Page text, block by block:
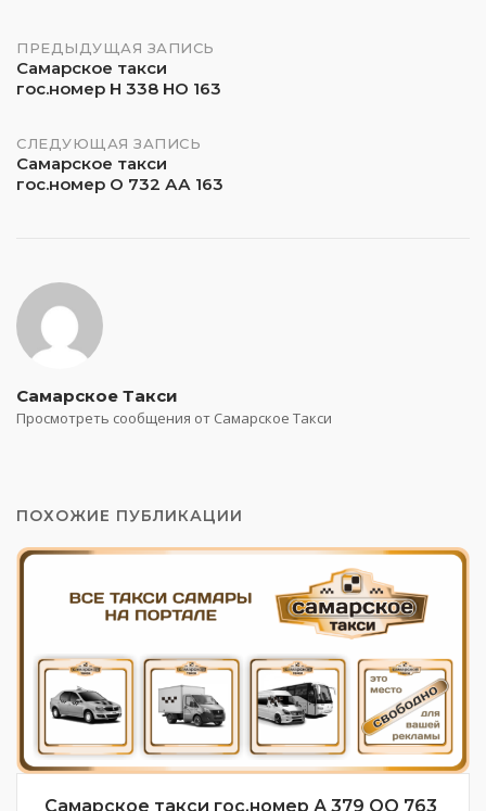
Навигация
по
записям
ПРЕДЫДУЩАЯ ЗАПИСЬ
Самарское такси
гос.номер Н 338 НО 163
СЛЕДУЮЩАЯ ЗАПИСЬ
Самарское такси
гос.номер О 732 АА 163
Самарское Такси
Просмотреть сообщения от Самарское Такси
ПОХОЖИЕ ПУБЛИКАЦИИ
Самарское такси гос.номер А 379 ОО 763